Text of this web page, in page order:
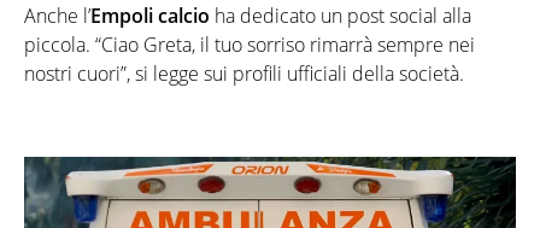
Anche l’Empoli calcio ha dedicato un post social alla
piccola. “Ciao Greta, il tuo sorriso rimarrà sempre nei
nostri cuori”, si legge sui profili ufficiali della società.